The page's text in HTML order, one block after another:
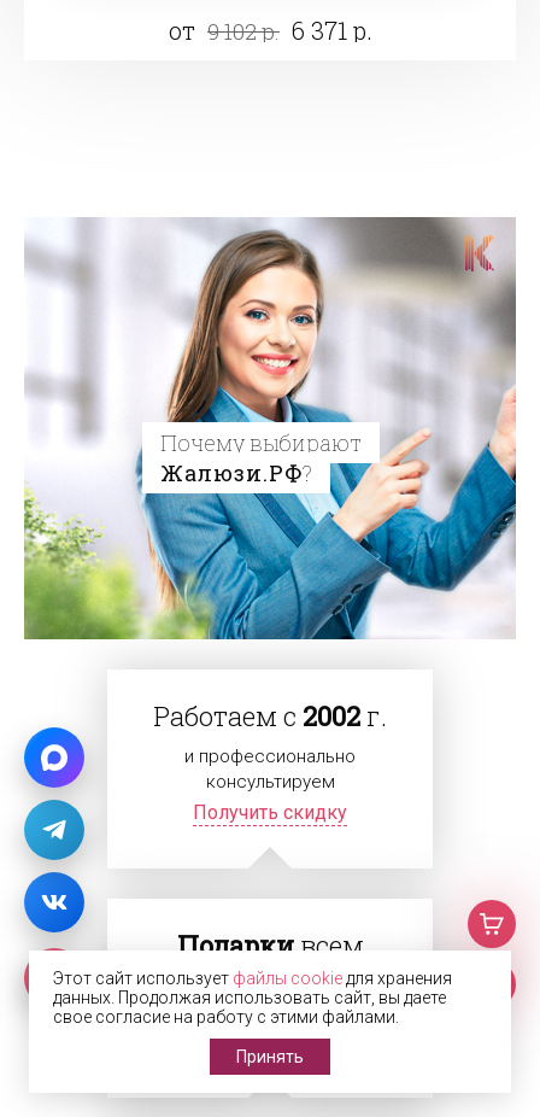
от 9 102 р. 6 371 р.
Почему выбирают
Жалюзи.РФ?
Работаем с 2002 г.
и профессионально
консультируем
Получить скидку
Подаркивсем
Делаем подарок каждому
клиенту
Получить подарок
Этот сайт использует файлы cookie для хранения
данных. Продолжая использовать сайт, вы даете
свое согласие на работу с этими файлами.
Принять